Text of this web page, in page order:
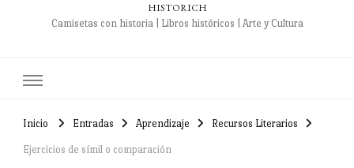
HISTORICH
Camisetas con historia | Libros históricos | Arte y Cultura
Inicio Entradas Aprendizaje Recursos Literarios
Ejercicios de símil o comparación